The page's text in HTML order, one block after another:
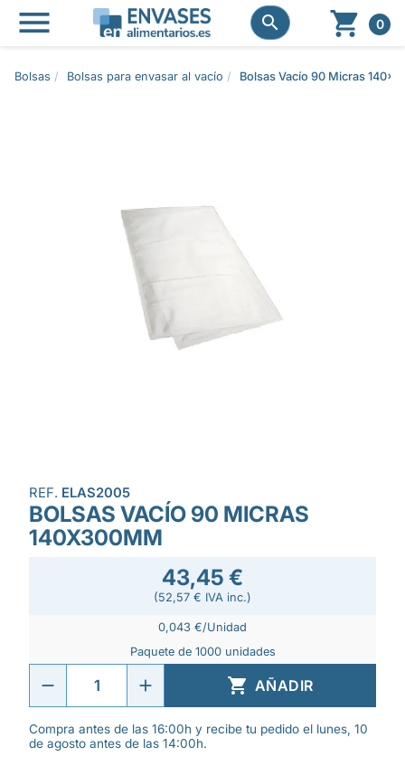
 
  0
Bolsas Bolsas para envasar al vacío Bolsas Vacío 90 Micras
REF. ELAS2005
BOLSAS VACÍO 90 MICRAS
140X300MM
43,45 €
(52,57 € IVA inc.)
0,043 €/Unidad
Paquete de 1000 unidades
 AÑADIR
Compra antes de las 16:00h y recibe tu pedido el lunes, 10
de agosto antes de las 14:00h.